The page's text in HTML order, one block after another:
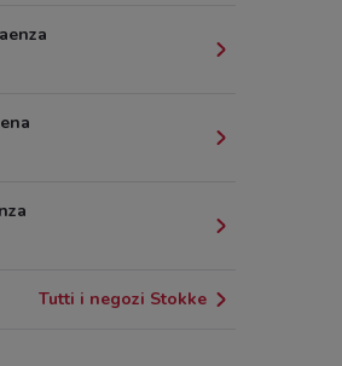
Tutti i negozi Stokke